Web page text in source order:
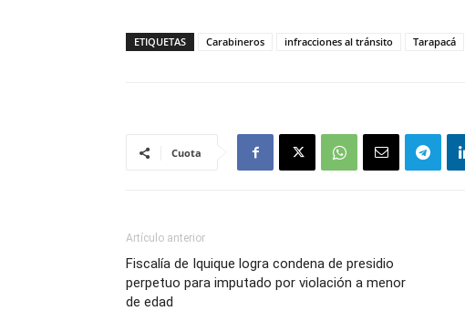
ETIQUETAS Carabineros infracciones al tránsito Tarapacá
Cuota
Artículo anterior
Fiscalía de Iquique logra condena de presidio
perpetuo para imputado por violación a menor
de edad